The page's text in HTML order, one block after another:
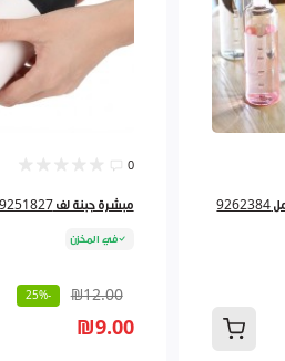
0
مبشرة جبنة لف 9251827
في المخزن
₪12.00
-25%
₪9.00